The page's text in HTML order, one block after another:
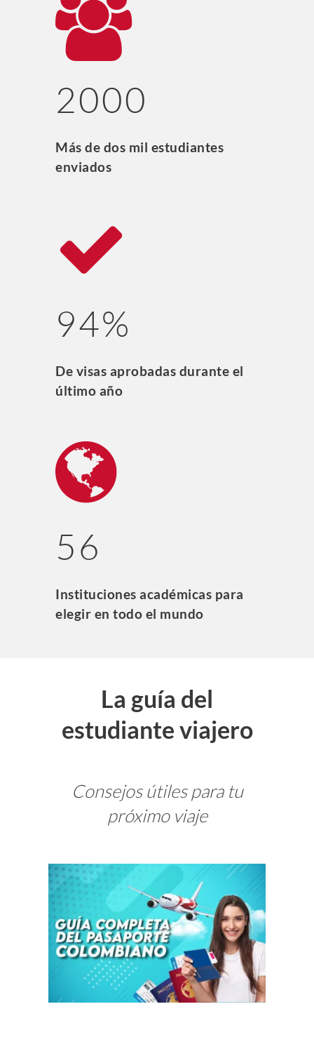
2000
Más de dos mil estudiantes
enviados
94%
De visas aprobadas durante el
último año
56
Instituciones académicas para
elegir en todo el mundo
La guía del
estudiante viajero
Consejos útiles para tu
próximo viaje